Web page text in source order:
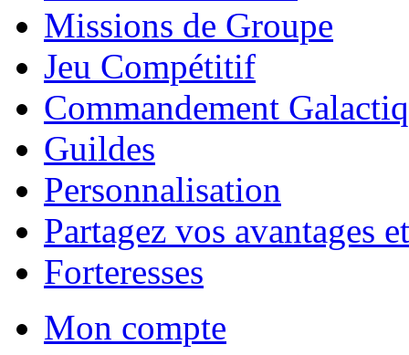
Missions de Groupe
Jeu Compétitif
Commandement
Guildes
Personnalisation
Partagez vos avantages
Forteresses
Mon compte